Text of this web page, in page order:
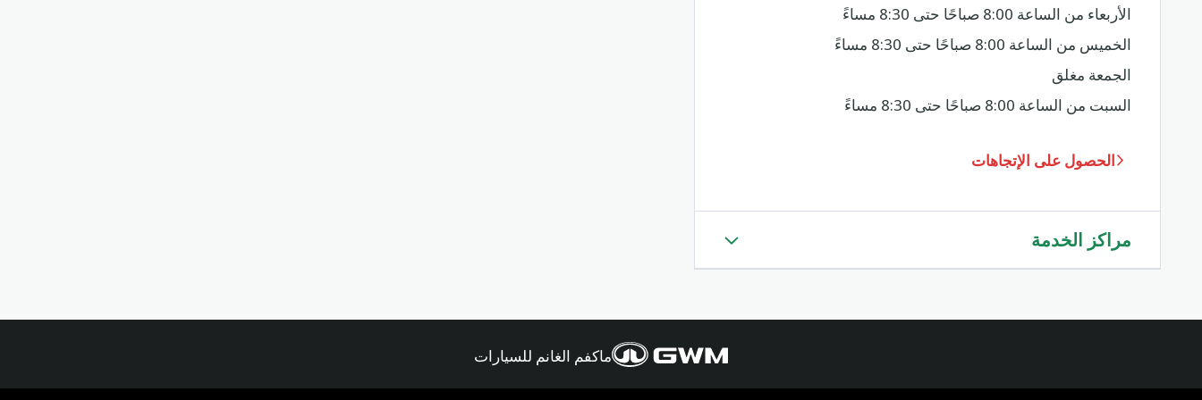
الأربعاء من الساعة 8:00 صباحًا حتى 8:30 مساءً
الخميس من الساعة 8:00 صباحًا حتى 8:30 مساءً
الجمعة مغلق
السبت من الساعة 8:00 صباحًا حتى 8:30 مساءً
الحصول على الإتجاهات
مراكز الخدمة
ماكفم الغانم للسيارات